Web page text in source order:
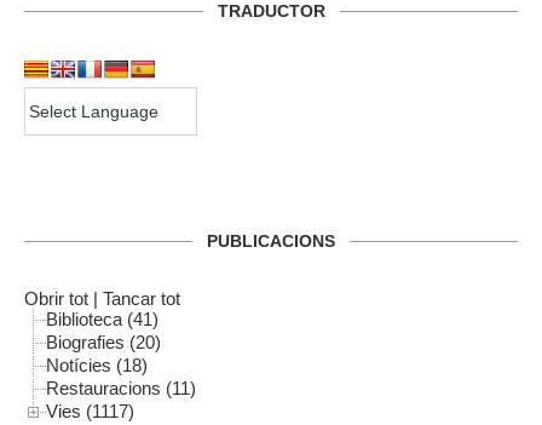
TRADUCTOR
PUBLICACIONS
Obrir tot | Tancar tot
Biblioteca (41)
Biografies (20)
Notícies (18)
Restauracions (11)
Vies (1117)